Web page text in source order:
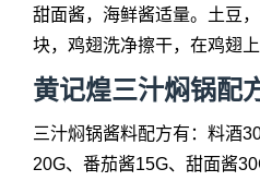
甜面酱，海鲜酱适量。土豆
块，鸡翅洗净擦干，在鸡翅
黄记煌三汁焖锅配
三汁焖锅酱料配方有：料酒
20G、番茄酱15G、甜面酱